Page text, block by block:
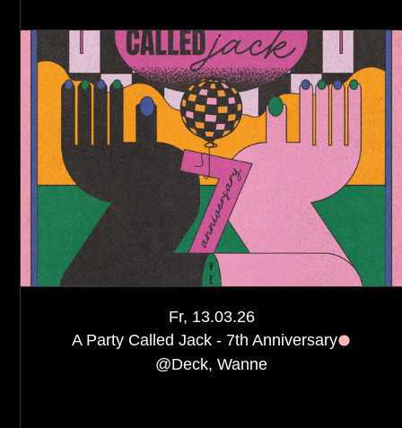
Fr, 13.03.26
A Party Called Jack - 7th Anniversary
@Deck, Wanne